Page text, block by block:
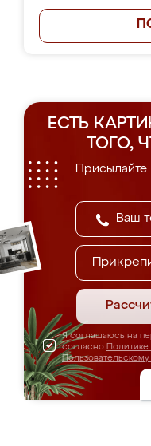
ЕСТЬ
ТОГО,
Я соглашаюсь на
согласно